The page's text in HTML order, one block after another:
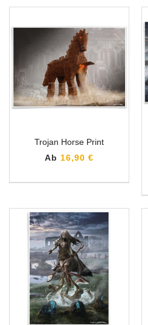
Trojan Horse Print
Ab 16,90 €